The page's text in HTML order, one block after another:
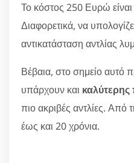
Το κόστος 250 Ευρώ είναι
Διαφορετικά, να
αντικατάσταση αντλίας
Βέβαια, στο σημείο αυτό
υπάρχουν και καλύτερης
πιο ακριβές αντλίες. Από
έως και 20 χρόνια.